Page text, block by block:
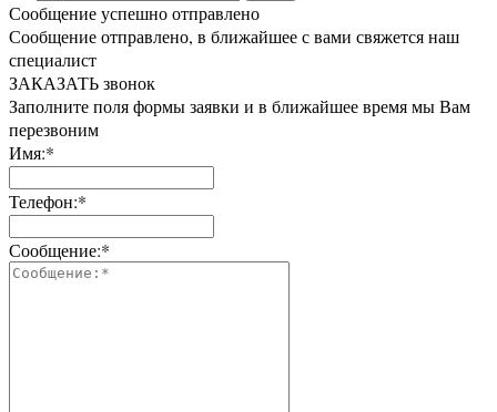
Сообщение успешно отправлено
Сообщение отправлено, в ближайшее с вами свяжется наш
специалист
ЗАКАЗАТЬ звонок
Заполните поля формы заявки и в ближайшее время мы Вам
перезвоним
Имя:*
Телефон:*
Сообщение:*